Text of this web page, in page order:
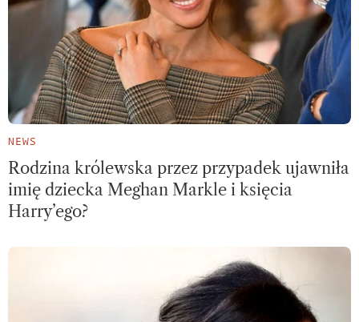
NEWS
Rodzina królewska przez przypadek ujawniła
imię dziecka Meghan Markle i księcia
Harry’ego?